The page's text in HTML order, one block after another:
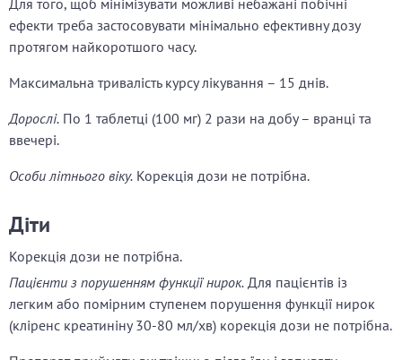
Для того, щоб мінімізувати можливі небажані побічні
ефекти треба застосовувати мінімально ефективну дозу
протягом найкоротшого часу.
Максимальна тривалість курсу лікування – 15 днів.
Дорослі. По 1 таблетці (100 мг) 2 рази на добу – вранці та
ввечері.
Особи літнього віку. Корекція дози не потрібна.
Діти
Корекція дози не потрібна.
Пацієнти з порушенням функції нирок. Для пацієнтів із
легким або помірним ступенем порушення функції нирок
(кліренс креатиніну 30-80 мл/хв) корекція дози не потрібна.